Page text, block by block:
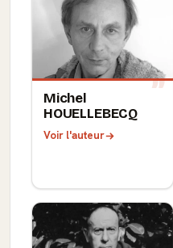
Michel
HOUELLEBECQ
Voir l'auteur